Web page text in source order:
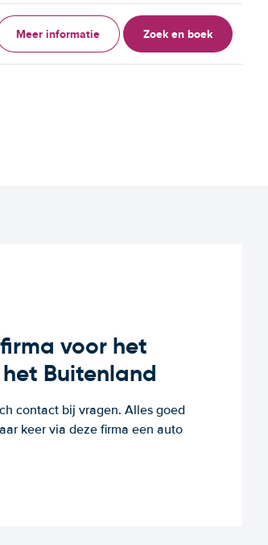
Meer informatie Zoek en boek
voor het
Buitenland
contact bij vragen. Alles goed
keer via deze firma een auto